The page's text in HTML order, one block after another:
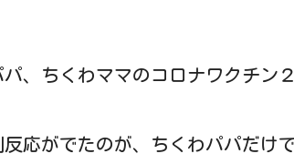
パ、ちくわママのコロナワクチン
反応がでたのが、ちくわパパだけ